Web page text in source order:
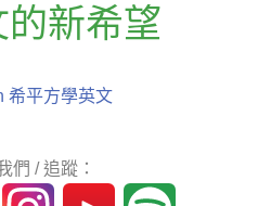
新希望
希平方學英文
們 / 追蹤：